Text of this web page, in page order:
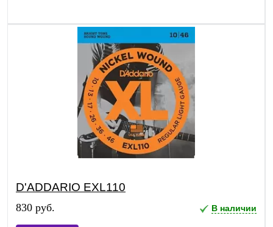
D'ADDARIO EXL110
830 руб. В наличии